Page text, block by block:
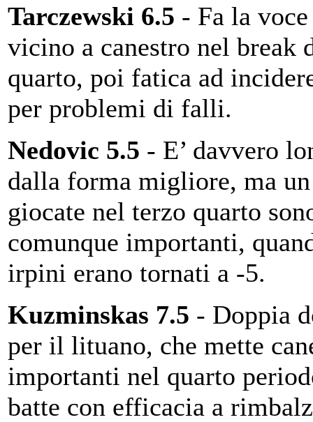
Tarczewski 6.5 - Fa la
vicino a canestro nel break
quarto, poi fatica ad
per problemi di falli.
Nedovic 5.5 - E’ davvero
dalla forma migliore, ma
giocate nel terzo quarto
comunque importanti,
irpini erano tornati a -5.
Kuzminskas 7.5 - Doppia
per il lituano, che mette
importanti nel quarto
batte con efficacia a